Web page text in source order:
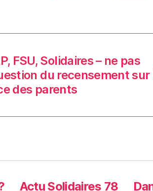
FSU, Solidaires – ne pas
du recensement sur
des parents
Actu Solidaires 78